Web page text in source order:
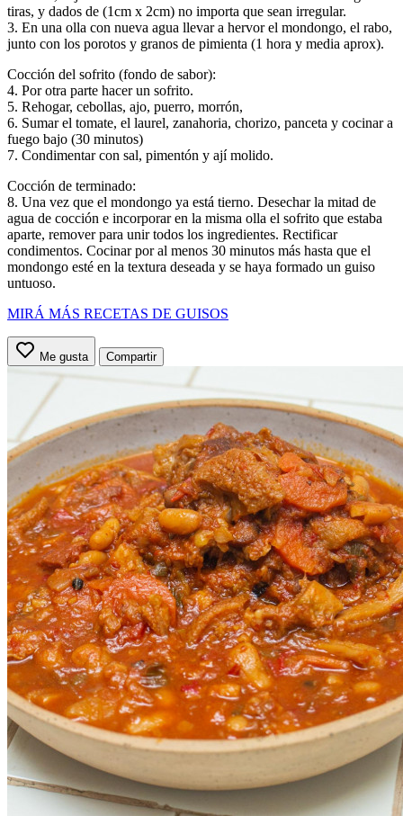
tiras, y dados de (1cm x 2cm) no importa que sean irregular.
3. En una olla con nueva agua llevar a hervor el mondongo, el rabo,
junto con los porotos y granos de pimienta (1 hora y media aprox).
Cocción del sofrito (fondo de sabor):
4. Por otra parte hacer un sofrito.
5. Rehogar, cebollas, ajo, puerro, morrón,
6. Sumar el tomate, el laurel, zanahoria, chorizo, panceta y cocinar a
fuego bajo (30 minutos)
7. Condimentar con sal, pimentón y ají molido.
Cocción de terminado:
8. Una vez que el mondongo ya está tierno. Desechar la mitad de
agua de cocción e incorporar en la misma olla el sofrito que estaba
aparte, remover para unir todos los ingredientes. Rectificar
condimentos. Cocinar por al menos 30 minutos más hasta que el
mondongo esté en la textura deseada y se haya formado un guiso
untuoso.
MIRÁ MÁS RECETAS DE GUISOS
Me gusta Compartir